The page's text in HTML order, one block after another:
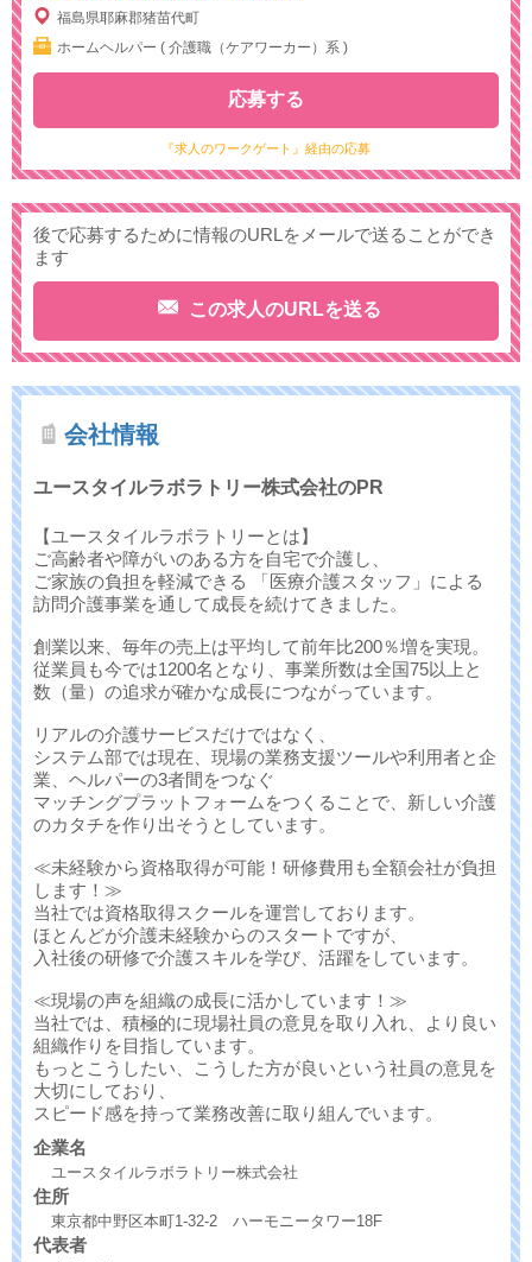
福島県耶麻郡猪苗代町
ホームヘルパー ( 介護職（ケアワーカー）系 )
『求人のワークゲート』経由の応募
応募する
後で応募するために情報のURLをメールで送ることができ
ます
この求人のURLを送る
会社情報
ユースタイルラボラトリー株式会社のPR
【ユースタイルラボラトリーとは】
ご高齢者や障がいのある方を自宅で介護し、
ご家族の負担を軽減できる 「医療介護スタッフ」による
訪問介護事業を通して成長を続けてきました。
創業以来、毎年の売上は平均して前年比200％増を実現。
従業員も今では1200名となり、事業所数は全国75以上と
数（量）の追求が確かな成長につながっています。
リアルの介護サービスだけではなく、
システム部では現在、現場の業務支援ツールや利用者と企
業、ヘルパーの3者間をつなぐ
マッチングプラットフォームをつくることで、新しい介護
のカタチを作り出そうとしています。
≪未経験から資格取得が可能！研修費用も全額会社が負担
します！≫
当社では資格取得スクールを運営しております。
ほとんどが介護未経験からのスタートですが、
入社後の研修で介護スキルを学び、活躍をしています。
≪現場の声を組織の成長に活かしています！≫
当社では、積極的に現場社員の意見を取り入れ、より良い
組織作りを目指しています。
もっとこうしたい、こうした方が良いという社員の意見を
大切にしており、
スピード感を持って業務改善に取り組んでいます。
企業名
ユースタイルラボラトリー株式会社
住所
東京都中野区本町1-32-2 ハーモニータワー18F
代表者